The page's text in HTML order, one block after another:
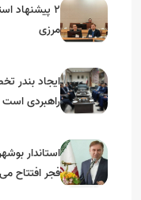
۲ پیشنهاد
مرزی
ایجاد بندر
راهبردی است
فجر افتتاح